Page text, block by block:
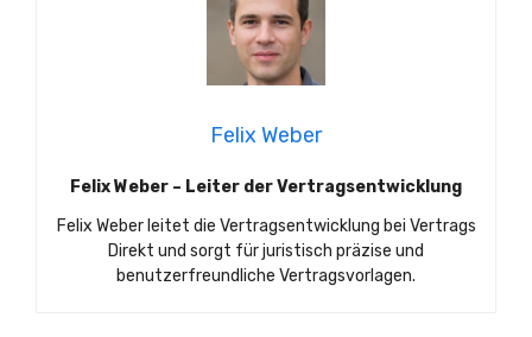
Felix Weber
Felix Weber – Leiter der Vertragsentwicklung
Felix Weber leitet die Vertragsentwicklung bei Vertrags
Direkt und sorgt für juristisch präzise und
benutzerfreundliche Vertragsvorlagen.